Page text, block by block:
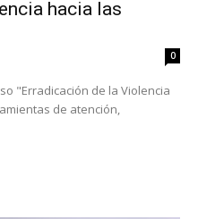
hacia las
0
"Erradicación de la Violencia
de atención,